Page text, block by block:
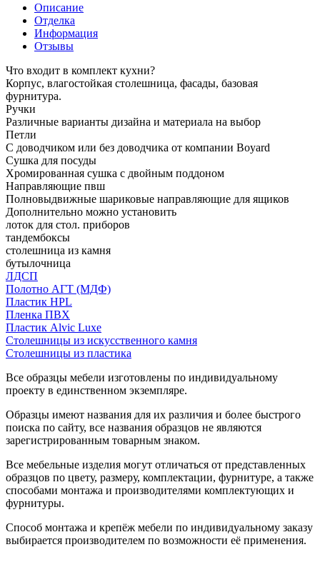
Описание
Отделка
Информация
Отзывы
Что входит в комплект кухни?
Корпус, влагостойкая столешница, фасады, базовая
фурнитура.
Ручки
Различные варианты дизайна и материала на выбор
Петли
С доводчиком или без доводчика от компании Boyard
Сушка для посуды
Хромированная сушка с двойным поддоном
Направляющие пвш
Полновыдвижные шариковые направляющие для ящиков
Дополнительно можно установить
лоток для стол. приборов
тандембоксы
столешница из камня
бутылочница
ЛДСП
Полотно АГТ (МДФ)
Пластик HPL
Пленка ПВХ
Пластик Alvic Luxe
Столешницы из искусственного камня
Столешницы из пластика
Все образцы мебели изготовлены по индивидуальному
проекту в единственном экземпляре.
Образцы имеют названия для их различия и более быстрого
поиска по сайту, все названия образцов не являются
зарегистрированным товарным знаком.
Все мебельные изделия могут отличаться от представленных
образцов по цвету, размеру, комплектации, фурнитуре, а также
способами монтажа и производителями комплектующих и
фурнитуры.
Способ монтажа и крепёж мебели по индивидуальному заказу
выбирается производителем по возможности её применения.